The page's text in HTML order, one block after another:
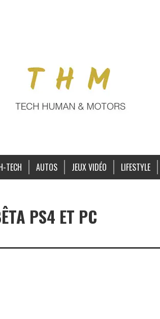
TECH AUTOS JEUX VIDÉO LIFESTYLE
PS4 ET PC